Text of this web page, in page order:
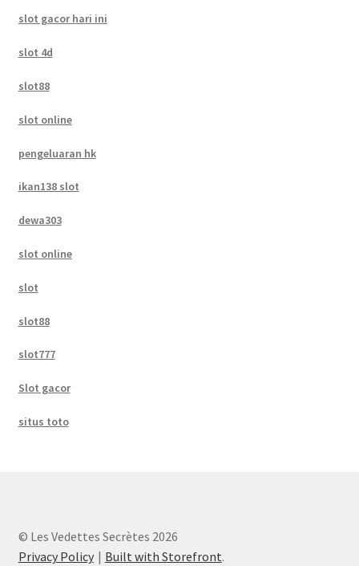
slot gacor hari ini
slot 4d
slot88
slot online
pengeluaran hk
ikan138 slot
dewa303
slot online
slot
slot88
slot777
Slot gacor
situs toto
© Les Vedettes Secrètes 2026
Privacy Policy
Built with Storefront.